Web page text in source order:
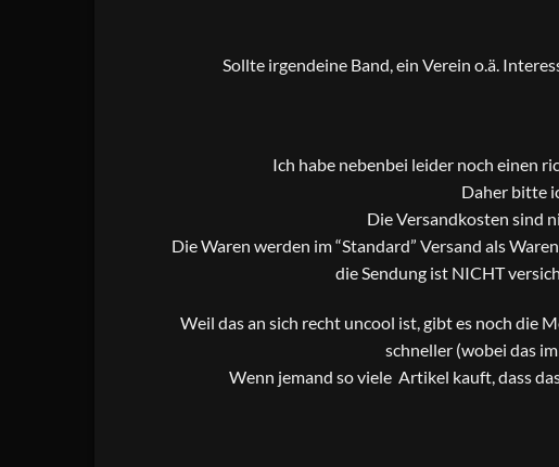
Sollte irgendeine Band, ein Verein o.ä.
Ich habe nebenbei leider noch einen
Daher bitte
Die Versandkosten sind
Die Waren werden im “Standard” Versand als
die Sendung ist NICHT
Weil das an sich recht uncool ist, gibt es noch die
schneller (wobei das
Wenn jemand so viele Artikel kauft, dass